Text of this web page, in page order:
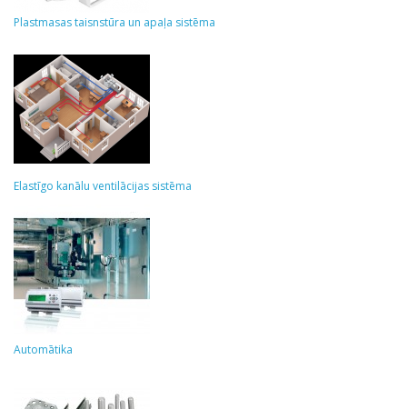
Plastmasas taisnstūra un apaļa sistēma
Elastīgo kanālu ventilācijas sistēma
Automātika